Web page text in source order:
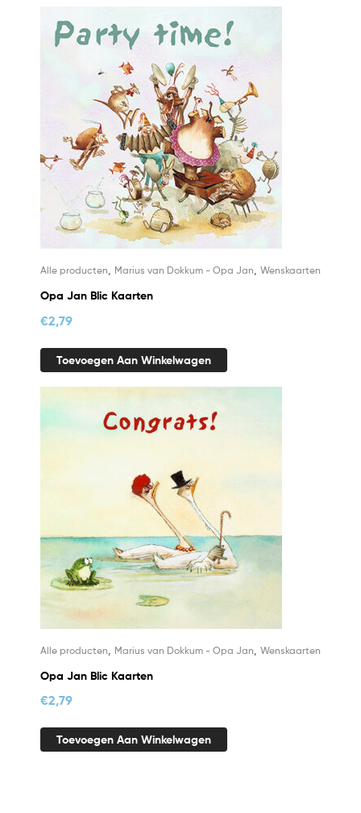
Alle producten, Marius van Dokkum - Opa Jan, Wenskaarten
Opa Jan Blic Kaarten
€2,79
Toevoegen Aan Winkelwagen
Alle producten Marius van Dokkum - Opa Jan Wenskaarten
Opa Jan Blic Kaarten
€2,79
Toevoegen Aan Winkelwagen